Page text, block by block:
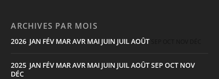
ARCHIVES PAR MOIS
2026 JAN FÉV MARAVR MAI JUIN JUILAOÛT
2025 JAN FÉV MARAVR MAI JUIN JUILAOÛTSEP OCT NOV
DÉC